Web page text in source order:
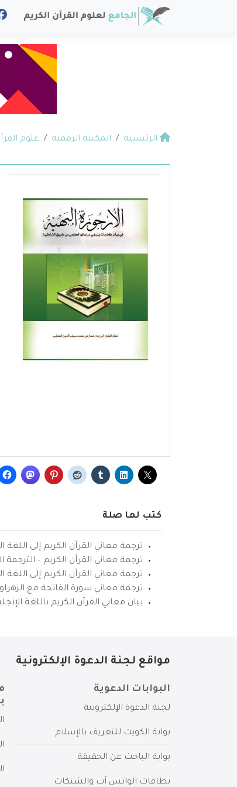
الرئيسية المكتبة الرقمية علوم
كتب لها صلة
ترجمة معاني القرآن الكريم إلى اللغة
ترجمة معاني القرآن الكريم – الترجمة
ترجمة معاني القرآن الكريم إلى
ترجمة معاني سورة الفاتحة مع
بيان معاني القرآن الكريم باللغة
مواقع لجنة الدعوة الإلكترونية
البوابات الدعوية
لجنة الدعوة الإلكترونية
بوابة الكويت للتعريف بالإسلام
بوابة الباحث عن الحقيقة
بطاقات الواتس آب والشبكات